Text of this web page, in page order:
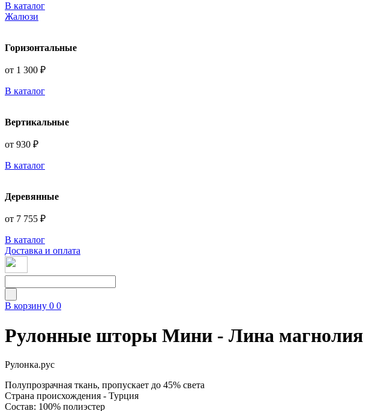
В каталог
Жалюзи
Горизонтальные
от 1 300 ₽
В каталог
Вертикальные
от 930 ₽
В каталог
Деревянные
от 7 755 ₽
В каталог
Доставка и оплата
В корзину 0 0
Рулонные шторы Мини - Лина магнолия
Рулонка.рус
Полупрозрачная ткань, пропускает до 45% света
Страна происхождения - Турция
Состав: 100% полиэстер